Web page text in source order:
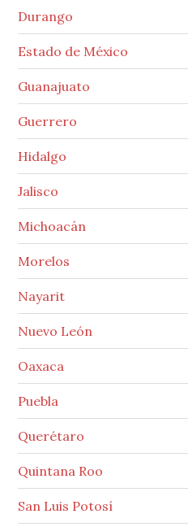
Durango
Estado de México
Guanajuato
Guerrero
Hidalgo
Jalisco
Michoacán
Morelos
Nayarit
Nuevo León
Oaxaca
Puebla
Querétaro
Quintana Roo
San Luis Potosí